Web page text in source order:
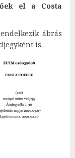
el a Costa
ábrás
is.